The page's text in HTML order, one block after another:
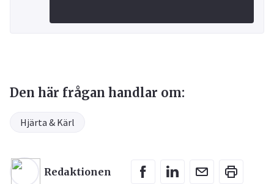
Den här frågan handlar om:
Hjärta & Kärl
Redaktionen